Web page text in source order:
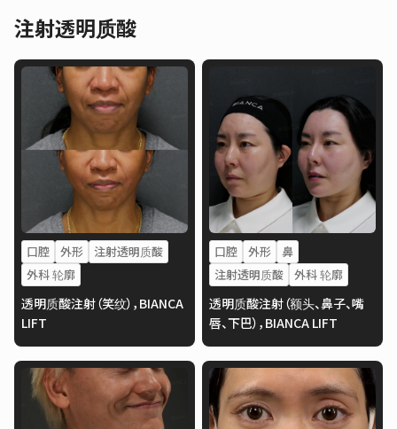
注射透明质酸
口腔 外形
注射透明质酸
外科 轮廓
透明质酸注射（笑纹），BIANCA
LIFT
口腔 外形
鼻
注射透明质酸
外科 轮廓
透明质酸注射（额头、鼻子、嘴
唇、下巴），BIANCA LIFT